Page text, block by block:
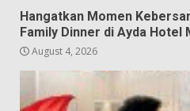
Hangatkan Momen
Family Dinner di Ayda Hotel
August 4, 2026